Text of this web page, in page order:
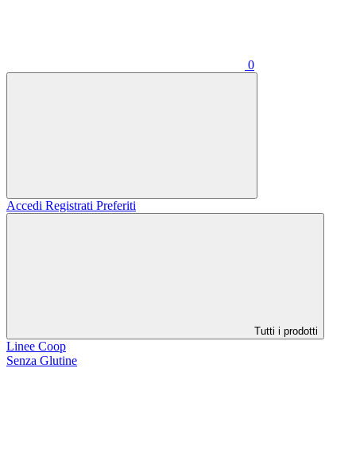
0
Accedi Registrati Preferiti
Tutti i prodotti
Linee Coop
Senza Glutine